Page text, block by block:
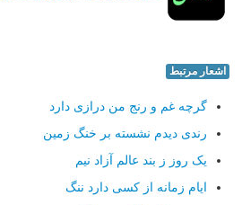
اشعار مرتبط
گرچه غم و رنج من درازی دارد
رندی دیدم نشسته بر خنگ زمین
یک روز ز بند عالم آزاد نیم
ایام زمانه از کسی دارد ننگ